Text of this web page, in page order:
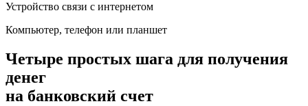
Устройство связи с интернетом
Компьютер, телефон или планшет
Четыре простых шага для получения
денег
на банковский счет